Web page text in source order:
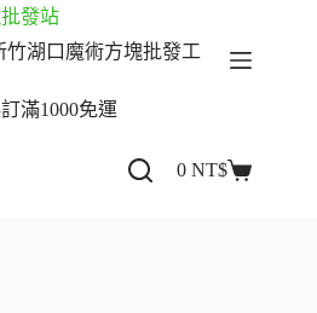
發站
竹湖口魔術方塊批發工
滿1000免運
0NT$